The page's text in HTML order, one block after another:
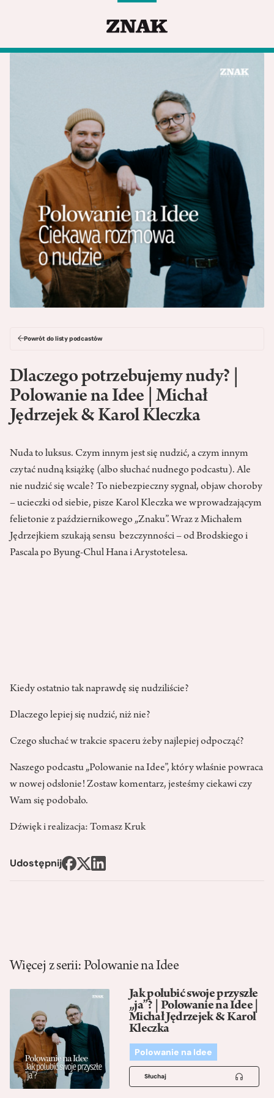
Powrót do listy podcastów
Dlaczego potrzebujemy nudy? |
Polowanie na Idee | Michał
Jędrzejek & Karol Kleczka
Nuda to luksus. Czym innym jest się nudzić, a czym innym
czytać nudną książkę (albo słuchać nudnego podcastu). Ale
nie nudzić się wcale? To niebezpieczny sygnał, objaw choroby
– ucieczki od siebie, pisze Karol Kleczka we wprowadzającym
felietonie z październikowego „Znaku”. Wraz z Michałem
Jędrzejkiem szukają sensu bezczynności – od Brodskiego i
Pascala po Byung-Chul Hana i Arystotelesa.
Kiedy ostatnio tak naprawdę się nudziliście?
Dlaczego lepiej się nudzić, niż nie?
Czego słuchać w trakcie spaceru żeby najlepiej odpocząć?
Naszego podcastu „Polowanie na Idee”, który właśnie powraca
w nowej odsłonie! Zostaw komentarz, jesteśmy ciekawi czy
Wam się podobało.
Dźwięk i realizacja: Tomasz Kruk
Udostępnij
Więcej z serii: Polowanie na Idee
Jak polubić swoje przyszłe
„ja”? | Polowanie na Idee |
Michał Jędrzejek & Karol
Kleczka
Polowanie na Idee
Słuchaj